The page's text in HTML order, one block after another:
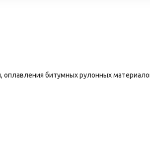
оплавления битумных рулонных